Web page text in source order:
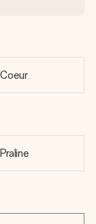
Coeur
Praline